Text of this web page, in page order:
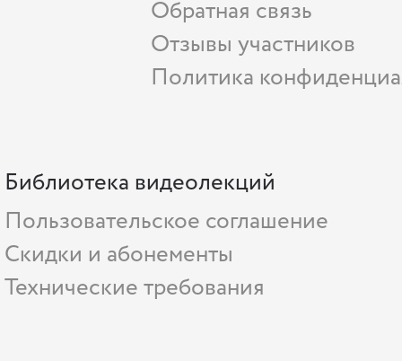
Обратная связь
Отзывы участников
Политика
Библиотека видеолекций
Пользовательское соглашение
Скидки и абонементы
Технические требования